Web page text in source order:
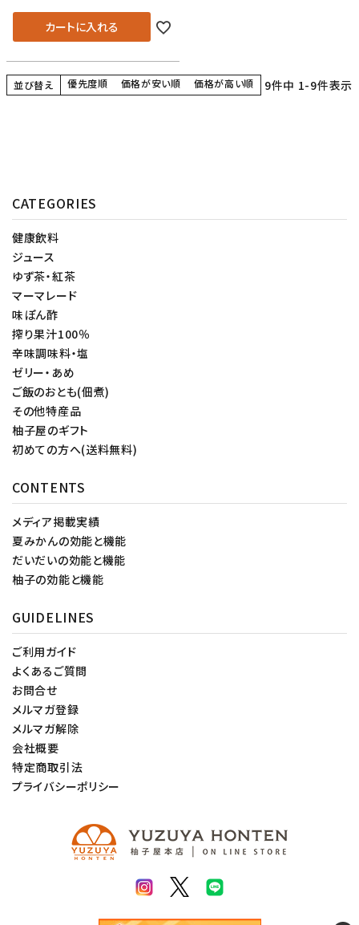
カートに入れる
並び替え 優先度順 価格が安い順 価格が高い順 9件中 1-9件表示
CATEGORIES
健康飲料
ジュース
ゆず茶・紅茶
マーマレード
味ぽん酢
搾り果汁100％
辛味調味料・塩
ゼリー・あめ
ご飯のおとも(佃煮)
その他特産品
柚子屋のギフト
初めての方へ(送料無料)
CONTENTS
メディア掲載実績
夏みかんの効能と機能
だいだいの効能と機能
柚子の効能と機能
GUIDELINES
ご利用ガイド
よくあるご質問
お問合せ
メルマガ登録
メルマガ解除
会社概要
特定商取引法
プライバシーポリシー